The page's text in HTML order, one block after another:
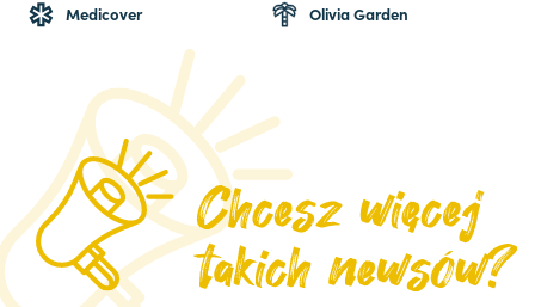
Medicover Olivia Garden